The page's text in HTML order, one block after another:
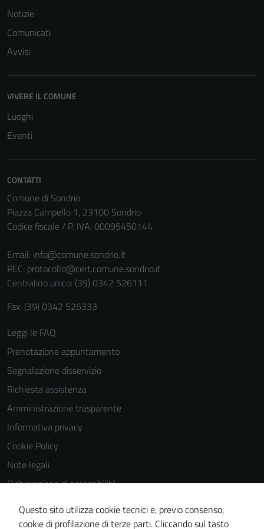
Notizie
Comunicati
Avvisi
VIVERE IL COMUNE
Luoghi
Eventi
CONTATTI
Comune di Sondrio
Piazza Campello 1, 23100 Sondrio
Codice fiscale / P. IVA: 00095450144
Email: info@comune.sondrio.it
PEC: protocollo@cert.comune.sondrio.it
Centralino unico: (39) 0342 526111
Fax: (39) 0342 526333
Leggi le FAQ
Prenotazione appuntamento
Segnalazione disservizio
Richiesta assistenza
Amministrazione trasparente
Informativa privacy
Cookie Policy
Note legali
Dichiarazione di accessibilità
Dichiarazione di accessibilità Servizi
Whistleblowing
Questo sito utilizza cookie tecnici e, previo consenso,
cookie di profilazione di terze parti. Cliccando sul tasto
disabilitati.